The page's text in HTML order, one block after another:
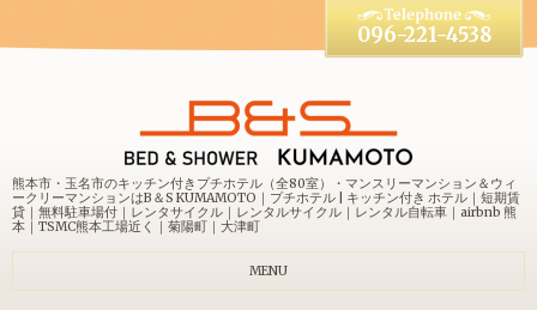
熊本市・玉名市のキッチン付きプチホテル（全80室）・マンスリーマンション＆ウィ
ークリーマンションはB＆S KUMAMOTO｜プチホテル | キッチン付き ホテル｜短期賃
貸｜無料駐車場付｜レンタサイクル｜レンタルサイクル｜レンタル自転車｜airbnb 熊
本｜TSMC熊本工場近く｜菊陽町｜大津町
096-221-4538
MENU